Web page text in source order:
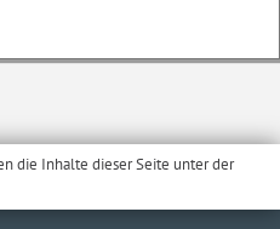
die Inhalte dieser Seite unter der